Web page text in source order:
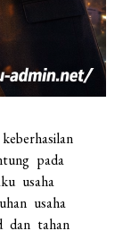
pada
usaha
usaha
dan tahan